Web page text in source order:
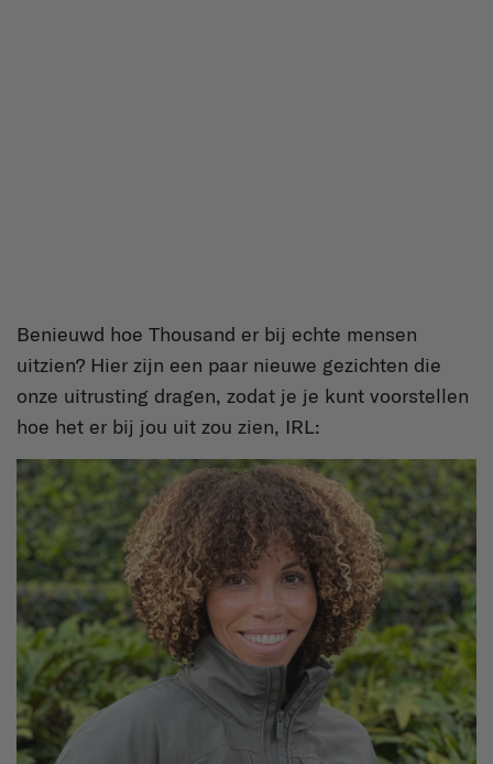
Benieuwd hoe Thousand er bij echte mensen
uitzien? Hier zijn een paar nieuwe gezichten die
onze uitrusting dragen, zodat je je kunt voorstellen
hoe het er bij jou uit zou zien, IRL: